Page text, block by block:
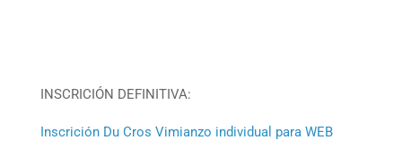
INSCRICIÓN DEFINITIVA:
Inscrición Du Cros Vimianzo individual para WEB